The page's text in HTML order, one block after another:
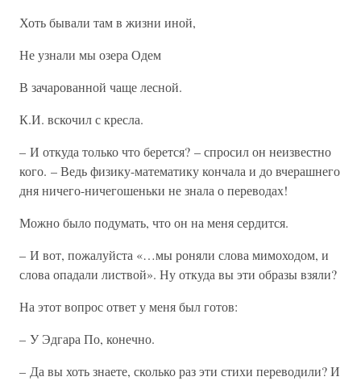
Хоть бывали там в жизни иной,
Не узнали мы озера Одем
В зачарованной чаще лесной.
К.И. вскочил с кресла.
– И откуда только что берется? – спросил он неизвестно
кого. – Ведь физику-математику кончала и до вчерашнего
дня ничего-ничегошеньки не знала о переводах!
Можно было подумать, что он на меня сердится.
– И вот, пожалуйста «…мы роняли слова мимоходом, и
слова опадали листвой». Ну откуда вы эти образы взяли?
На этот вопрос ответ у меня был готов:
– У Эдгара По, конечно.
– Да вы хоть знаете, сколько раз эти стихи переводили? И